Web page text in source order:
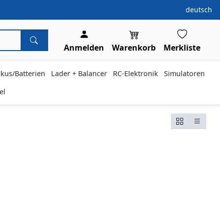
deutsch
Anmelden Warenkorb Merkliste
Batterien Lader + Balancer RC-Elektronik
Simulatoren